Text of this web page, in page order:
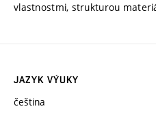
vlastnostmi, strukturou
JAZYK VÝUKY
čeština